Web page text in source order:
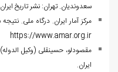
سعدوندیان. تهران: نشر تاریخ
مرکز آمار ایران. درگاه ملی.
https://www.amar.org.ir
ایران.